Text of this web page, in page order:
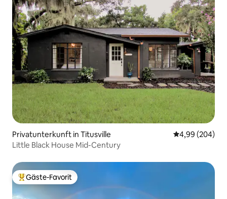
Privatunterkunft in Titusville
4,99 (204)
Little Black House Mid-Century
Beliebter Gäste-Favorit.
Gäste-Favorit